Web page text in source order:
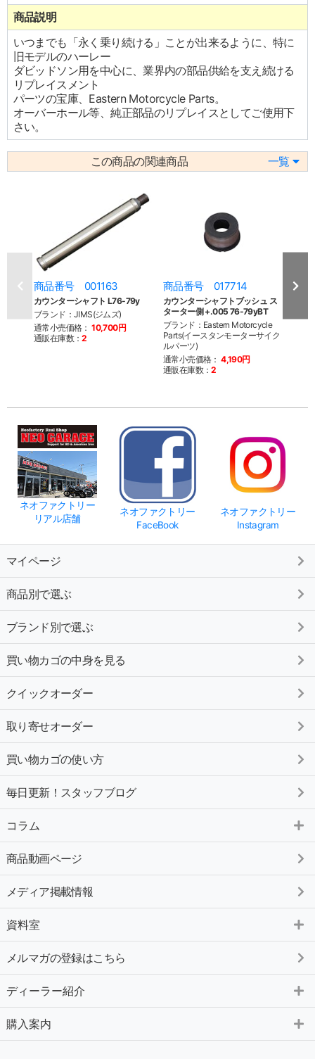
商品説明
いつまでも「永く乗り続ける」ことが出来るように、特に
旧モデルのハーレー
ダビッドソン用を中心に、業界内の部品供給を支え続ける
リプレイスメント
パーツの宝庫、Eastern Motorcycle Parts。
オーバーホール等、純正部品のリプレイスとしてご使用下
さい。
この商品の関連商品 一覧
商品番号 001163
カウンターシャフト L76-79y
ブランド：JIMS(ジムズ)
通常小売価格： 10,700円
通販在庫数：2
商品番号 017714
カウンターシャフトブッシュ ス
ターター側 +.005 76-79yBT
ブランド：Eastern Motorcycle
Parts(イースタンモーターサイク
ルパーツ)
通常小売価格： 4,190円
通販在庫数：2
商
ネオファクトリー
リアル店舗
ネオファクトリー
FaceBook
ネオファクトリー
Instagram
マイページ
商品別で選ぶ
ブランド別で選ぶ
買い物カゴの中身を見る
クイックオーダー
取り寄せオーダー
買い物カゴの使い方
毎日更新！スタッフブログ
コラム
商品動画ページ
メディア掲載情報
資料室
メルマガの登録はこちら
ディーラー紹介
購入案内